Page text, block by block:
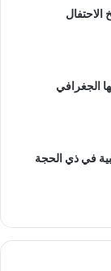
الاحتفال
الجغرافي
في ذي الحجة